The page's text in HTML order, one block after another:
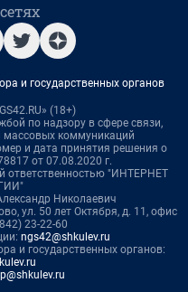
и государственных органов
(18+)
по надзору в сфере связи,
массовых коммуникаций
и дата принятия решения о
от 07.08.2020 г.
ответственностью "ИНТЕРНЕТ
Николаевич
ул. 50 лет Октября, д. 11, офис
23-22-60
ngs42@shkulev.ru
и государственных органов: